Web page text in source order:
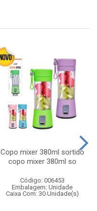
Copo mixer 380ml sortido
copo mixer 380ml so
Código: 006453
Embalagem: Unidade
Caixa Com: 30 Unidade(s)